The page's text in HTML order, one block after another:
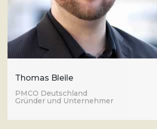
Thomas Bleile
PMCO Deutschland
Gründer und Unternehmer